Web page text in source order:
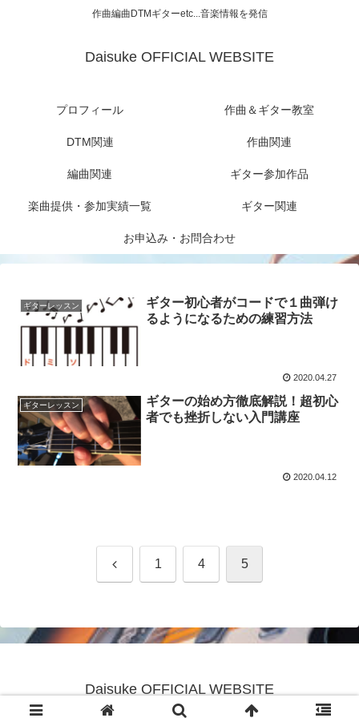
作曲編曲DTMギターetc...音楽情報を発信
Daisuke OFFICIAL WEBSITE
プロフィール 作曲＆ギター教室
DTM関連 作曲関連
編曲関連 ギター参加作品
楽曲提供・参加実績一覧 ギター関連
お申込み・お問合わせ
ギターレッスン
ギター初心者がコードで１曲弾け
るようになるための練習方法
2020.04.27
ギターレッスン
ギターの始め方徹底解説！超初心
者でも挫折しない入門講座
2020.04.12
前 1 4 5
Daisuke OFFICIAL WEBSITE
© 2020 Daisuke OFFICIAL WEBSITE.